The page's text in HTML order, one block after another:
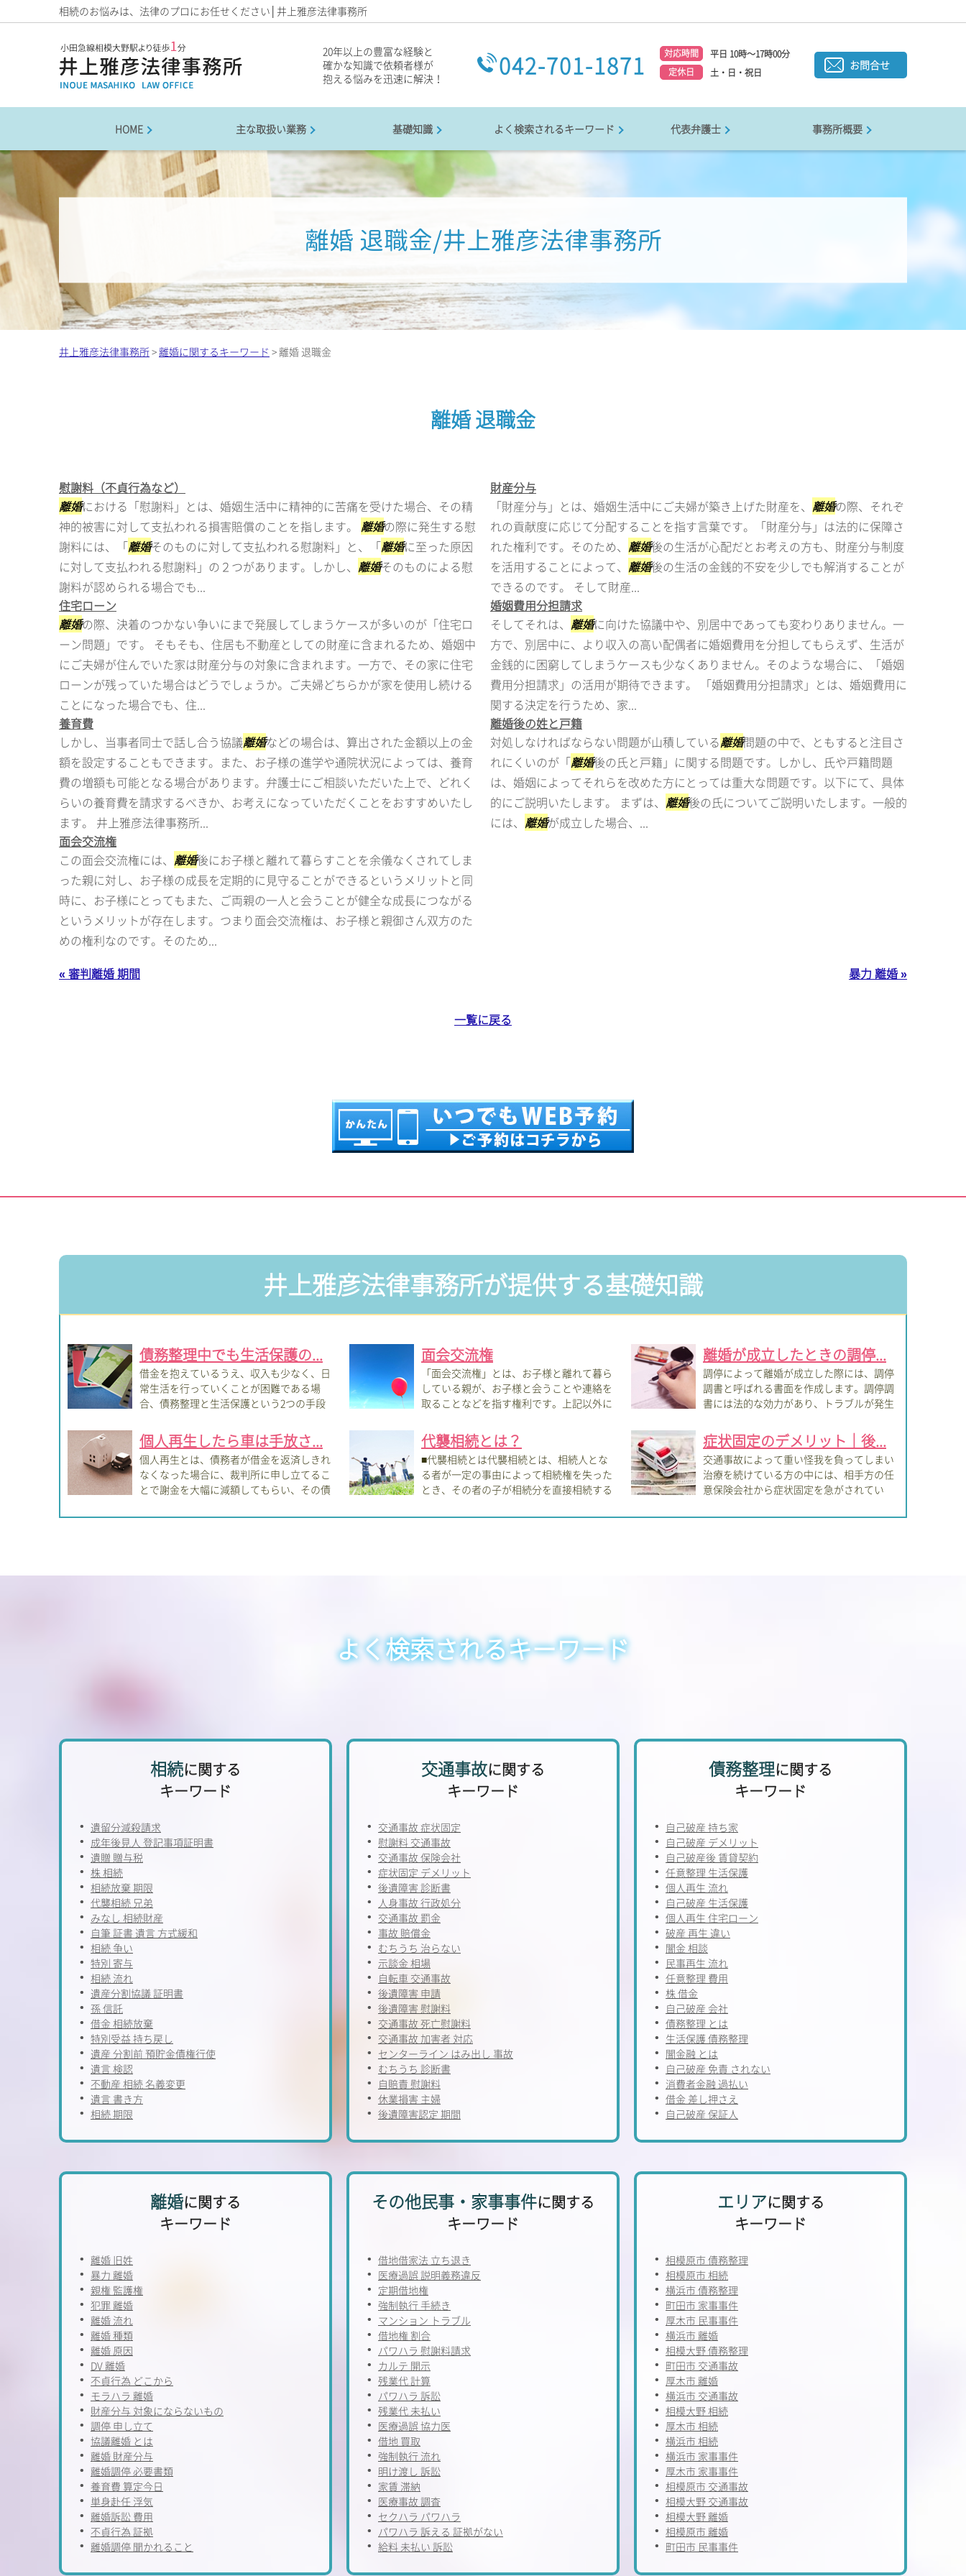
相続のお悩みは、法律のプロにお任せください│井上雅彦法律事務所
20年以上の豊富な経験と
確かな知識で依頼者様が
抱える悩みを迅速に解決！
042-701-1871 対応時間
平日 10時～17時00分
定休日
土・日・祝日
お問合せ
HOME 主な取扱い業務 基礎知識 よく検索されるキーワード 代表弁護士 事務所概要
離婚 退職金/井上雅彦法律事務所
井上雅彦法律事務所>離婚に関するキーワード > 離婚 退職金
離婚 退職金
慰謝料（不貞行為など）
離婚における「慰謝料」とは、婚姻生活中に精神的に苦痛を受けた場合、その精
神的被害に対して支払われる損害賠償のことを指します。 離婚の際に発生する慰
謝料には、「離婚そのものに対して支払われる慰謝料」と、「離婚に至った原因
に対して支払われる慰謝料」の２つがあります。しかし、 離婚そのものによる慰
謝料が認められる場合でも...
財産分与
「財産分与」とは、婚姻生活中にご夫婦が築き上げた財産を、 離婚の際、それぞ
れの貢献度に応じて分配することを指す言葉です。「財産分与」は法的に保障さ
れた権利です。そのため、 離婚後の生活が心配だとお考えの方も、財産分与制度
を活用することによって、 離婚後の生活の金銭的不安を少しでも解消することが
できるのです。 そして財産...
住宅ローン
離婚の際、決着のつかない争いにまで発展してしまうケースが多いのが「住宅ロ
ーン問題」です。 そもそも、住居も不動産としての財産に含まれるため、婚姻中
にご夫婦が住んでいた家は財産分与の対象に含まれます。一方で、その家に住宅
ローンが残っていた場合はどうでしょうか。ご夫婦どちらかが家を使用し続ける
ことになった場合でも、住...
婚姻費用分担請求
そしてそれは、 離婚に向けた協議中や、別居中であっても変わりありません。一
方で、別居中に、より収入の高い配偶者に婚姻費用を分担してもらえず、生活が
金銭的に困窮してしまうケースも少なくありません。そのような場合に、「婚姻
費用分担請求」の活用が期待できます。 「婚姻費用分担請求」とは、婚姻費用に
関する決定を行うため、家...
養育費
しかし、当事者同士で話し合う協議離婚などの場合は、算出された金額以上の金
額を設定することもできます。また、お子様の進学や通院状況によっては、養育
費の増額も可能となる場合があります。弁護士にご相談いただいた上で、どれく
らいの養育費を請求するべきか、お考えになっていただくことをおすすめいたし
ます。 井上雅彦法律事務所...
離婚後の姓と戸籍
対処しなければならない問題が山積している離婚問題の中で、ともすると注目さ
れにくいのが「離婚後の氏と戸籍」に関する問題です。しかし、氏や戸籍問題
は、婚姻によってそれらを改めた方にとっては重大な問題です。以下にて、具体
的にご説明いたします。 まずは、 離婚後の氏についてご説明いたします。一般的
には、 離婚が成立した場合、...
面会交流権
この面会交流権には、 離婚後にお子様と離れて暮らすことを余儀なくされてしま
った親に対し、お子様の成長を定期的に見守ることができるというメリットと同
時に、お子様にとってもまた、ご両親の一人と会うことが健全な成長につながる
というメリットが存在します。つまり面会交流権は、お子様と親御さん双方のた
めの権利なのです。そのため...
« 審判離婚 期間
暴力 離婚 »
一覧に戻る
井上雅彦法律事務所が提供する基礎知識
債務整理中でも生活保護の...
借金を抱えているうえ、収入も少なく、日
常生活を行っていくことが困難である場
合、債務整理と生活保護という2つの手段
面会交流権
「面会交流権」とは、お子様と離れて暮ら
している親が、お子様と会うことや連絡を
取ることなどを指す権利です。上記以外に
離婚が成立したときの調停...
調停によって離婚が成立した際には、調停
調書と呼ばれる書面を作成します。調停調
書には法的な効力があり、トラブルが発生
個人再生したら車は手放さ...
個人再生とは、債務者が借金を返済しきれ
なくなった場合に、裁判所に申し立てるこ
とで謝金を大幅に減額してもらい、その債
代襲相続とは？
■代襲相続とは代襲相続とは、相続人とな
る者が一定の事由によって相続権を失った
とき、その者の子が相続分を直接相続する
症状固定のデメリット｜後...
交通事故によって重い怪我を負ってしまい
治療を続けている方の中には、相手方の任
意保険会社から症状固定を急がされてい
よく検索されるキーワード
相続に関する
キーワード
遺留分減殺請求
成年後見人 登記事項証明書
遺贈 贈与税
株 相続
相続放棄 期限
代襲相続 兄弟
みなし 相続財産
自筆 証書 遺言 方式緩和
相続 争い
特別 寄与
相続 流れ
遺産分割協議 証明書
孫 信託
借金 相続放棄
特別受益 持ち戻し
遺産 分割前 預貯金債権行使
遺言 検認
不動産 相続 名義変更
遺言 書き方
相続 期限
交通事故に関する
キーワード
交通事故 症状固定
慰謝料 交通事故
交通事故 保険会社
症状固定 デメリット
後遺障害 診断書
人身事故 行政処分
交通事故 罰金
事故 賠償金
むちうち 治らない
示談金 相場
自転車 交通事故
後遺障害 申請
後遺障害 慰謝料
交通事故 死亡慰謝料
交通事故 加害者 対応
センターライン はみ出し 事故
むちうち 診断書
自賠責 慰謝料
休業損害 主婦
後遺障害認定 期間
債務整理に関する
キーワード
自己破産 持ち家
自己破産 デメリット
自己破産後 賃貸契約
任意整理 生活保護
個人再生 流れ
自己破産 生活保護
個人再生 住宅ローン
破産 再生 違い
闇金 相談
民事再生 流れ
任意整理 費用
株 借金
自己破産 会社
債務整理 とは
生活保護 債務整理
闇金融 とは
自己破産 免責 されない
消費者金融 過払い
借金 差し押さえ
自己破産 保証人
離婚に関する
キーワード
離婚 旧姓
暴力 離婚
親権 監護権
犯罪 離婚
離婚 流れ
離婚 種類
離婚 原因
DV 離婚
不貞行為 どこから
モラハラ 離婚
財産分与 対象にならないもの
調停 申し立て
協議離婚 とは
離婚 財産分与
離婚調停 必要書類
養育費 算定今日
単身赴任 浮気
離婚訴訟 費用
不貞行為 証拠
離婚調停 聞かれること
その他民事・家事事件に関する
キーワード
借地借家法 立ち退き
医療過誤 説明義務違反
定期借地権
強制執行 手続き
マンション トラブル
借地権 割合
パワハラ 慰謝料請求
カルテ 開示
残業代 計算
パワハラ 訴訟
残業代 未払い
医療過誤 協力医
借地 買取
強制執行 流れ
明け渡し 訴訟
家賃 滞納
医療事故 調査
セクハラ パワハラ
パワハラ 訴える 証拠がない
給料 未払い 訴訟
エリアに関する
キーワード
相模原市 債務整理
相模原市 相続
横浜市 債務整理
町田市 家事事件
厚木市 民事事件
横浜市 離婚
相模大野 債務整理
町田市 交通事故
厚木市 離婚
横浜市 交通事故
相模大野 相続
厚木市 相続
横浜市 相続
横浜市 家事事件
厚木市 家事事件
相模原市 交通事故
相模大野 交通事故
相模大野 離婚
相模原市 離婚
町田市 民事事件